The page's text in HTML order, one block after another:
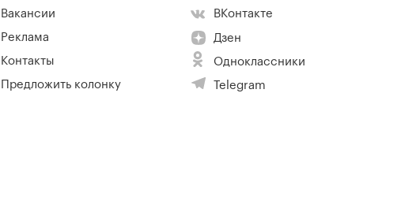
Вакансии
Реклама
Контакты
Предложить колонку
ВКонтакте
Дзен
Одноклассники
Telegram